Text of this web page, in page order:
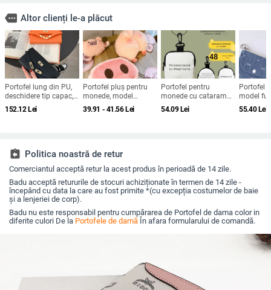
more Altor clienți le-a plăcut
Portofel lung din PU,
deschidere tip capac,
clips pentru bancnote,
buzunare pentru ID și
152.12Lei
Portofel pluș pentru
monede, model
animal, stil urban
simplu, 1
39.91 - 41.56Lei
Portofel pentru
monede cu cataramă
pentru carduri, din
pânză, model anime,
54.09Lei
Portofel
model
pentru
55.40Lei
assignment_return Politica noastră de retur
Comerciantul acceptă retur la acest produs în perioadă de 14 zile.
Badu acceptă retururile de stocuri achiziționate în termen de 14 zile -
începând cu data la care au fost primite *(cu excepția costumelor de baie
și a lenjeriei de corp).
Badu nu este responsabil pentru cumpărarea de Portofel de dama color in
diferite culori De la Portofele de damă În afara formularului de comandă.